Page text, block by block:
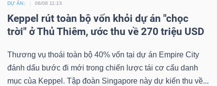
DỰ ÁN 06/08 11:13
Keppel rút toàn bộ vốn khỏi dự án "chọc
trời" ở Thủ Thiêm, ước thu về 270 triệu USD
Thương vụ thoái toàn bộ 40% vốn tại dự án Empire City
đánh dấu bước đi mới trong chiến lược tái cơ cấu danh
mục của Keppel. Tập đoàn Singapore này dự kiến thu về...